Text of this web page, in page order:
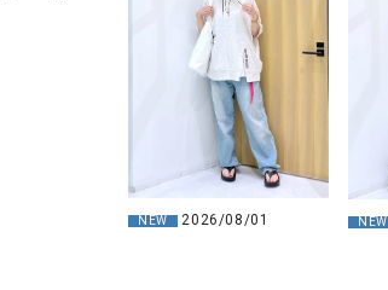
NEW 2026/08/01 NEW